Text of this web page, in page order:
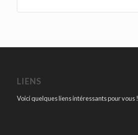
LIENS
Voici quelques liens intéressants pour vous !